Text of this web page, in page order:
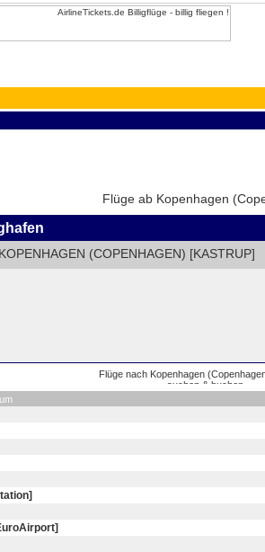
Flüge ab Kopenhagen
KOPENHAGEN (COPENHAGEN) [KASTRUP]